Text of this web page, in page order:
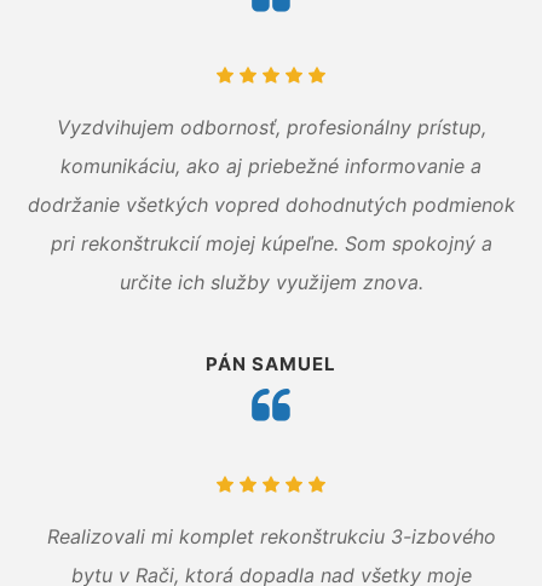
Vyzdvihujem odbornosť, profesionálny prístup,
komunikáciu, ako aj priebežné informovanie a
dodržanie všetkých vopred dohodnutých podmienok
pri rekonštrukcií mojej kúpeľne. Som spokojný a
určite ich služby využijem znova.
PÁN SAMUEL
Realizovali mi komplet rekonštrukciu 3-izbového
bytu v Rači, ktorá dopadla nad všetky moje